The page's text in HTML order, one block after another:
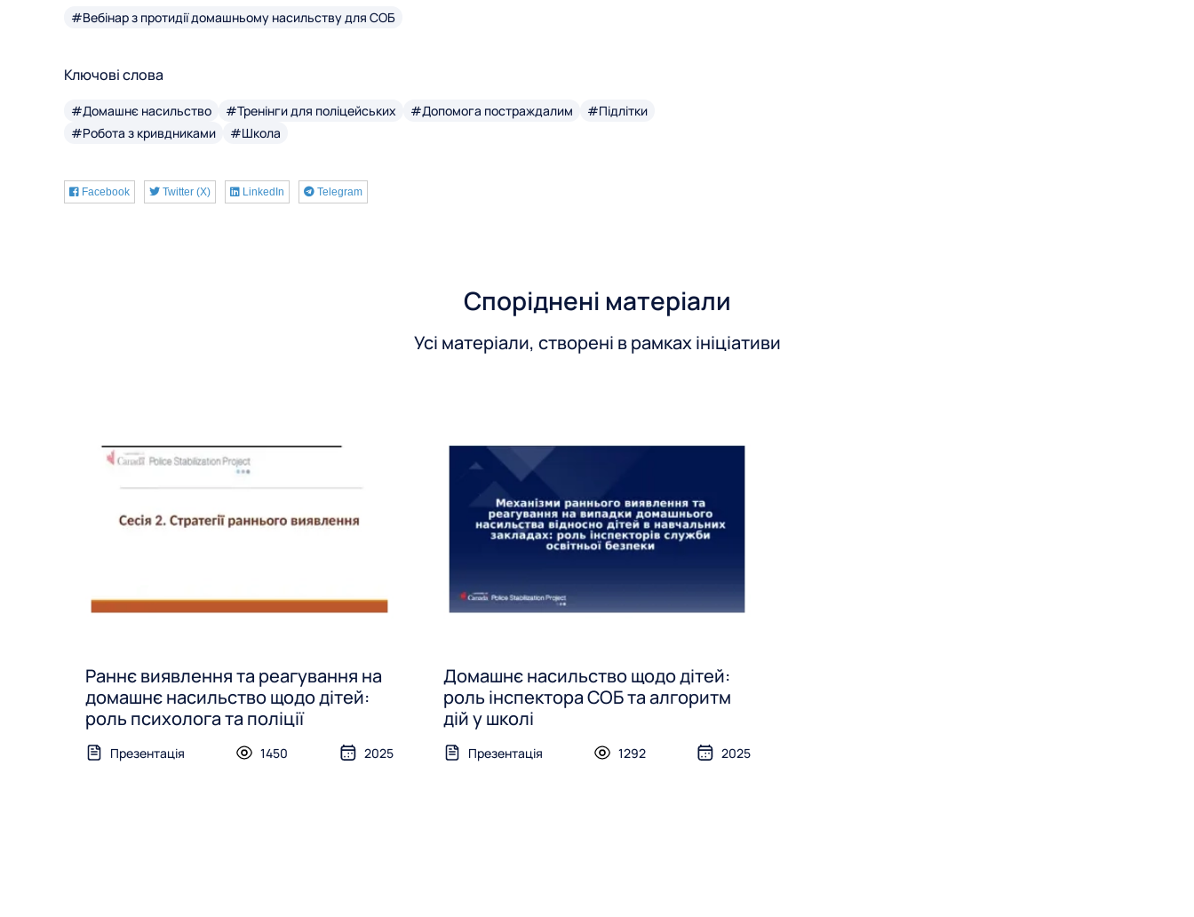
#Вебінар з протидії домашньому насильству для СОБ
Ключові слова
#Домашнє насильство #Тренінги для поліцейських #Допомога постраждалим
#Підлітки
#Робота з кривдниками
#Школа
Facebook Twitter (X) LinkedIn Telegram
Споріднені матеріали
Усі матеріали, створені в рамках ініціативи
Раннє виявлення та реагування на
домашнє насильство щодо дітей:
роль психолога та поліції
Презентація 1450 2025
Домашнє насильство щодо дітей:
роль інспектора СОБ та алгоритм
дій у школі
Презентація 1292 2025